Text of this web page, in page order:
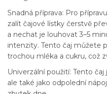
Snadná příprava: Pro
zalít čajové lístky čerstvě
a nechat je louhovat 3–5
intenzity. Tento čaj můžete
trochou mléka a cukru, což
Univerzální použití: Tento
ale také jako odpolední